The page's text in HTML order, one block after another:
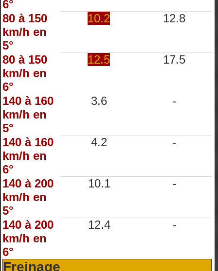
6°
80 à 150
km/h en
5°
10.2 12.8
80 à 150
km/h en
6°
12.5 17.5
140 à 160
km/h en
5°
3.6 -
140 à 160
km/h en
6°
4.2 -
140 à 200
km/h en
5°
10.1 -
140 à 200
km/h en
6°
12.4 -
Freinage